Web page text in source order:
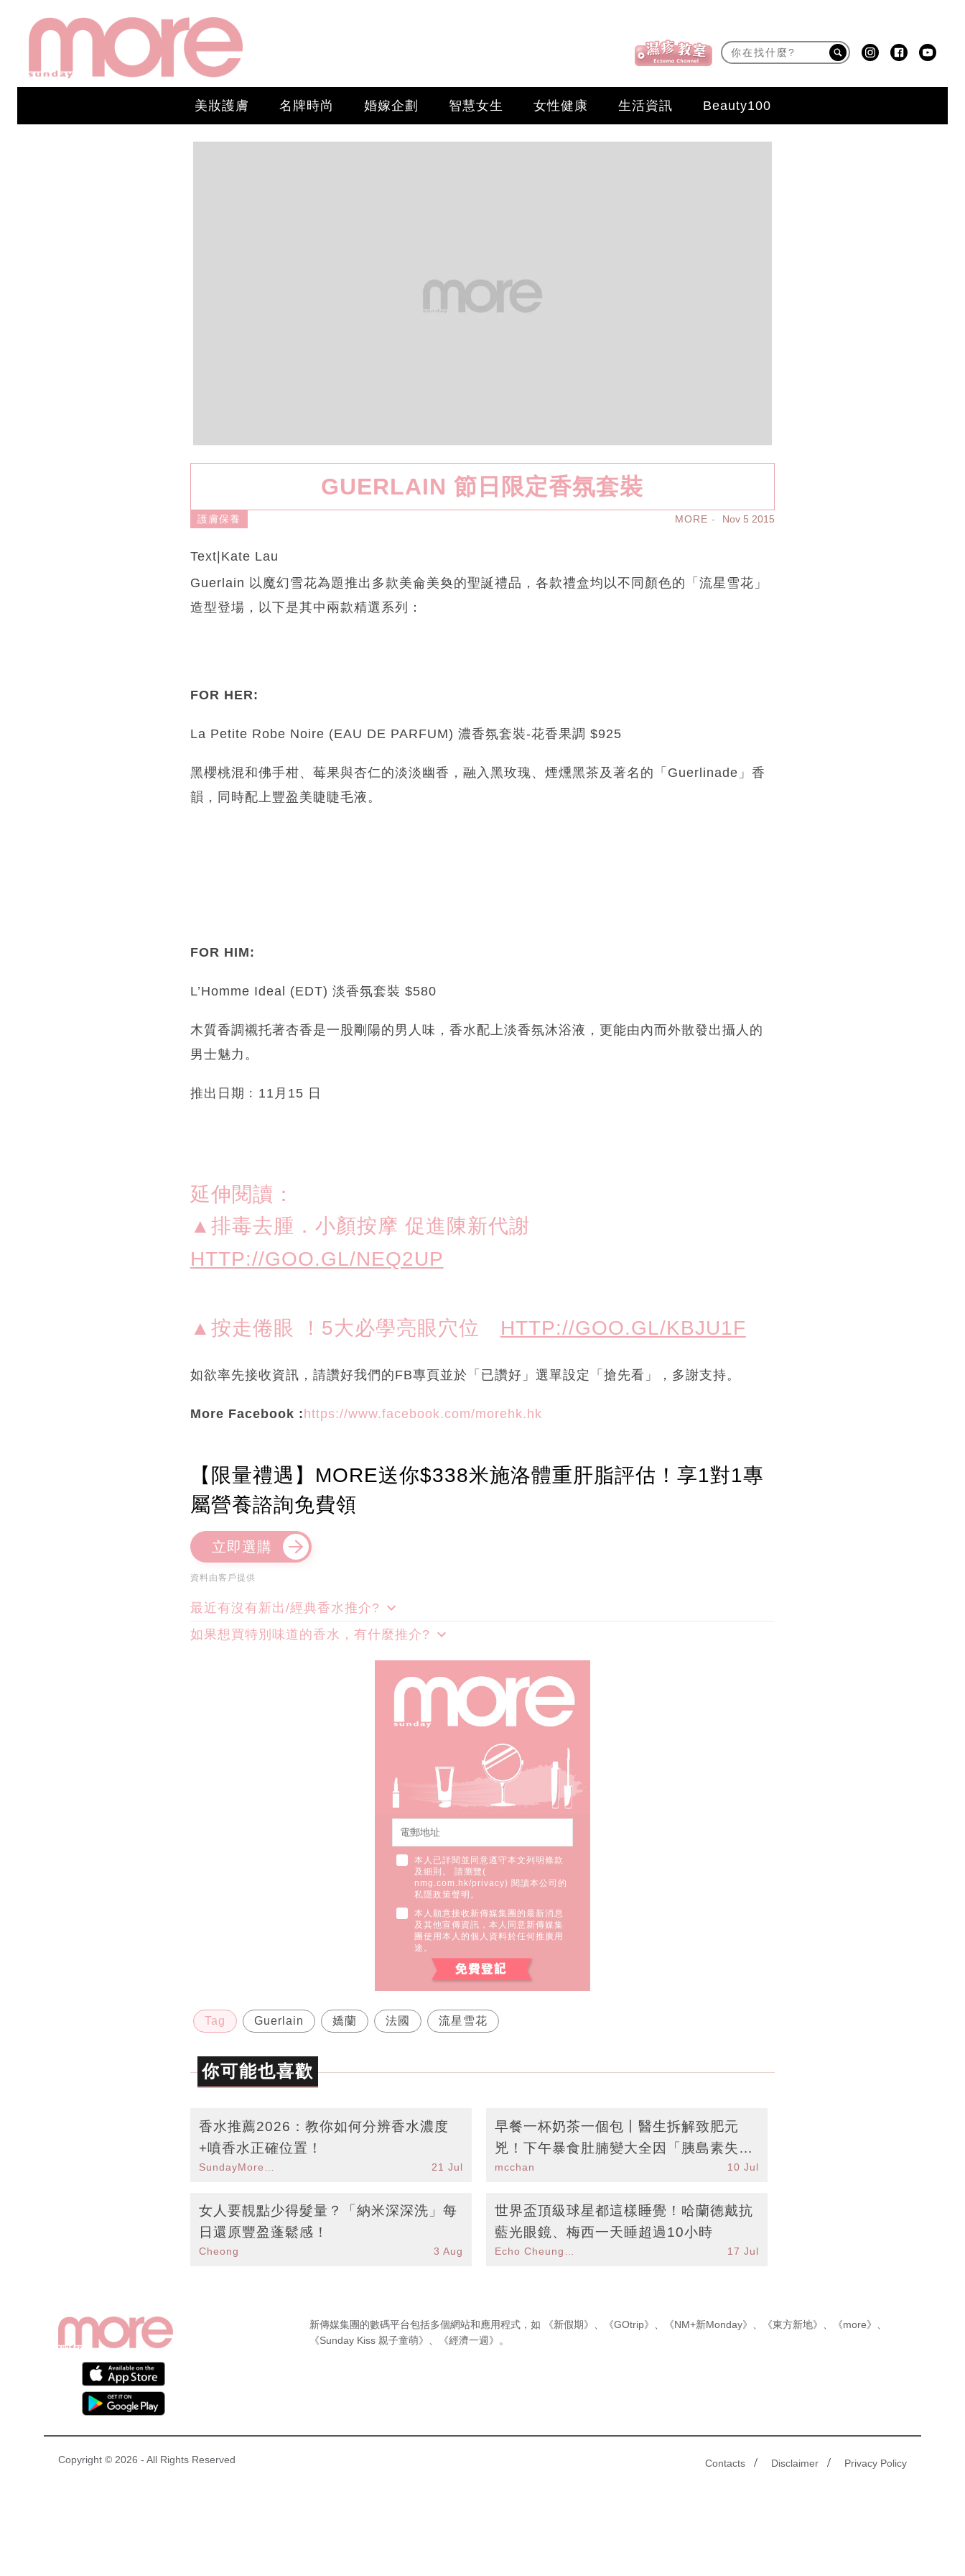
美妝護膚 名牌時尚 婚嫁企劃 智慧女生 女性健康 生活資訊 Beauty100
GUERLAIN 節日限定香氛套裝
護膚保養 MORE Nov 5 2015
Text|Kate Lau
Guerlain 以魔幻雪花為題推出多款美侖美奐的聖誕禮品，各款禮盒均以不同顏色的「流星雪花」
造型登場，以下是其中兩款精選系列：
FOR HER:
La Petite Robe Noire (EAU DE PARFUM) 濃香氛套裝-花香果調 $925
黑櫻桃混和佛手柑、莓果與杏仁的淡淡幽香，融入黑玫瑰、煙燻黑茶及著名的「Guerlinade」香
韻，同時配上豐盈美睫睫毛液。
FOR HIM:
L’Homme Ideal (EDT) 淡香氛套裝 $580
木質香調襯托著杏香是一股剛陽的男人味，香水配上淡香氛沐浴液，更能由內而外散發出攝人的
男士魅力。
推出日期﹕11月15 日
延伸閱讀：
▲排毒去腫．小顏按摩 促進陳新代謝
HTTP://GOO.GL/NEQ2UP
▲按走倦眼 ！5大必學亮眼穴位 HTTP://GOO.GL/KBJU1F
如欲率先接收資訊，請讚好我們的FB專頁並於「已讚好」選單設定「搶先看」，多謝支持。
More Facebook :https://www.facebook.com/morehk.hk
【限量禮遇】MORE送你$338米施洛體重肝脂評估！享1對1專
屬營養諮詢免費領
立即選購
資料由客戶提供
最近有沒有新出/經典香水推介?
如果想買特別味道的香水，有什麼推介?
本人已詳閱並同意遵守本文列明條款
及細則。 請瀏覽(
nmg.com.hk/privacy) 閱讀本公司的
私隱政策聲明。
本人願意接收新傳媒集團的最新消息
及其他宣傳資訊，本人同意新傳媒集
團使用本人的個人資料於任何推廣用
途。
Tag Guerlain 嬌蘭 法國 流星雪花
你可能也喜歡
香水推薦2026：教你如何分辨香水濃度
+噴香水正確位置！
21 Jul
早餐一杯奶茶一個包丨醫生拆解致肥元
兇！下午暴食肚腩變大全因「胰島素失
調」丨附6款穩定血糖早餐推薦
mcchan 10 Jul
女人要靚點少得髮量？「納米深深洗」每
日還原豐盈蓬鬆感！
Cheong 3 Aug
世界盃頂級球星都這樣睡覺！哈蘭德戴抗
藍光眼鏡、梅西一天睡超過10小時
Echo Cheung（SundayMore編輯部） 17 Jul
新傳媒集團的數碼平台包括多個網站和應用程式，如 《新假期》 、 《GOtrip》 、 《NM+新Monday》 、 《東方新地》 、 《more》 、
《Sunday Kiss 親子童萌》 、 《經濟一週》 。
Contacts / Disclaimer / Privacy Policy
Copyright © 2026 - All Rights Reserved